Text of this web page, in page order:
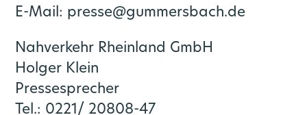
E-Mail: presse@gummersbach.de
Nahverkehr Rheinland GmbH
Holger Klein
Pressesprecher
Tel.: 0221/ 20808-47